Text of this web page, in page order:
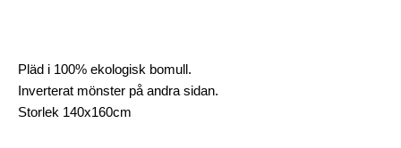
Pläd i 100% ekologisk bomull.
Inverterat mönster på andra sidan.
Storlek 140x160cm